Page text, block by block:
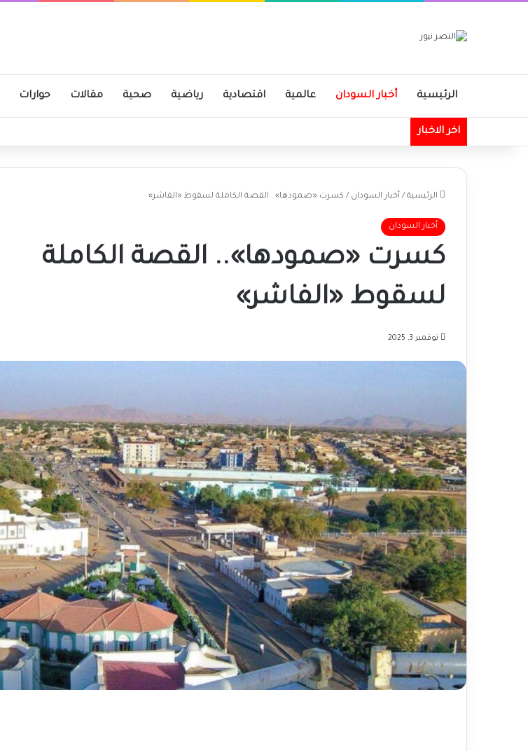
الرئيسية أخبار السودان عالمية اقتصادية رياضية صحية مقالات حوارات
اخر الاخبار
الرئيسية / أخبار السودان / كسرت «صمودها».. القصة الكاملة لسقوط «الفاشر»
أخبار السودان
كسرت «صمودها».. القصة الكاملة
لسقوط «الفاشر»
نوفمبر 3, 2025